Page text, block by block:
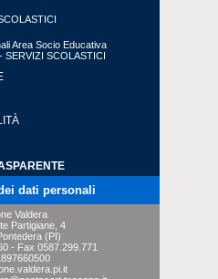
Area Socio Educativa
SERVIZI SCOLASTICI
dati personali
Valdera
Partigiane, 4
(PI)
- Fax 0587.299.771